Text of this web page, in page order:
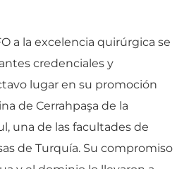
a la excelencia quirúrgica se
credenciales y
lugar en su promoción
de Cerrahpaşa de la
una de las facultades de
de Turquía. Su compromiso